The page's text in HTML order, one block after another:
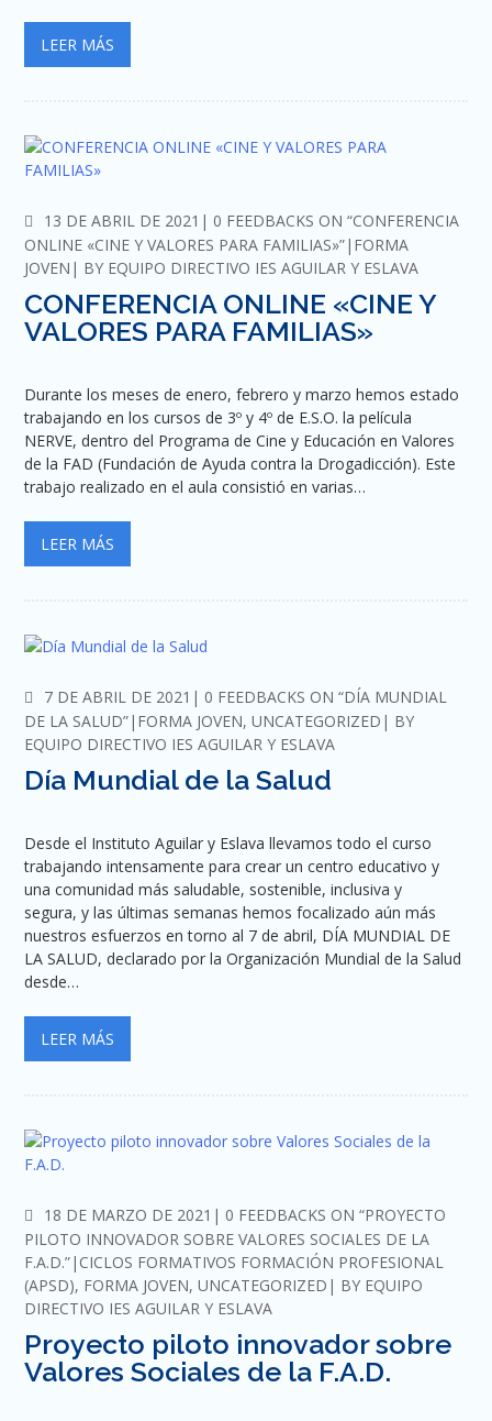
LEER MÁS
13 DE ABRIL DE 2021 COMMENTS
0 FEEDBACKS ON “CONFERENCIA
ONLINE «CINE Y VALORES PARA FAMILIAS»” FORMA
JOVEN
BY EQUIPO DIRECTIVO IES AGUILAR Y ESLAVA
CONFERENCIA ONLINE «CINE Y
VALORES PARA FAMILIAS»
Durante los meses de enero, febrero y marzo hemos estado
trabajando en los cursos de 3º y 4º de E.S.O. la película
NERVE, dentro del Programa de Cine y Educación en Valores
de la FAD (Fundación de Ayuda contra la Drogadicción). Este
trabajo realizado en el aula consistió en varias…
LEER MÁS
7 DE ABRIL DE 2021 COMMENTS
0 FEEDBACKS ON “DÍA MUNDIAL
DE LA SALUD” FORMA JOVEN,UNCATEGORIZED
BY
EQUIPO DIRECTIVO IES AGUILAR Y ESLAVA
Día Mundial de la Salud
Desde el Instituto Aguilar y Eslava llevamos todo el curso
trabajando intensamente para crear un centro educativo y
una comunidad más saludable, sostenible, inclusiva y
segura, y las últimas semanas hemos focalizado aún más
nuestros esfuerzos en torno al 7 de abril, DÍA MUNDIAL DE
LA SALUD, declarado por la Organización Mundial de la Salud
desde…
LEER MÁS
18 DE MARZO DE 2021 COMMENTS
0 FEEDBACKS ON “PROYECTO
PILOTO INNOVADOR SOBRE VALORES SOCIALES DE LA
F.A.D.” CICLOS FORMATIVOS FORMACIÓN PROFESIONAL
(APSD), FORMA JOVEN,UNCATEGORIZED BY EQUIPO
DIRECTIVO IES AGUILAR Y ESLAVA
Proyecto piloto innovador sobre
Valores Sociales de la F.A.D.